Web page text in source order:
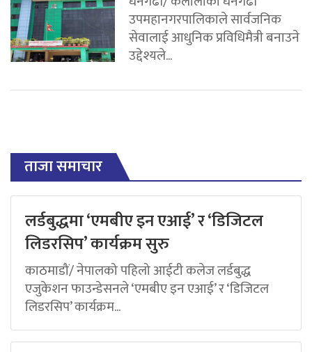
उपमहानगरपालिकाले सार्वजनिक
सेवालाई आधुनिक प्रविधिमैत्री बनाउने
उद्देश्यले...
ताजा समाचार
लर्डबुद्धमा ‘एमबीए इन एआई’ र ‘डिजिटल
लिडरसिप’ कार्यक्रम सुरु
काठमाडौं/ नेपालको पहिलो आईटी कलेज लर्डबुद्ध
एजुकेशन फाउन्डेसनले ‘एमबीए इन एआई’ र ‘डिजिटल
लिडरसिप’ कार्यक्रम...